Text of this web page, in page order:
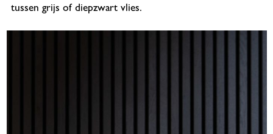
tussen grijs of diepzwart vlies.